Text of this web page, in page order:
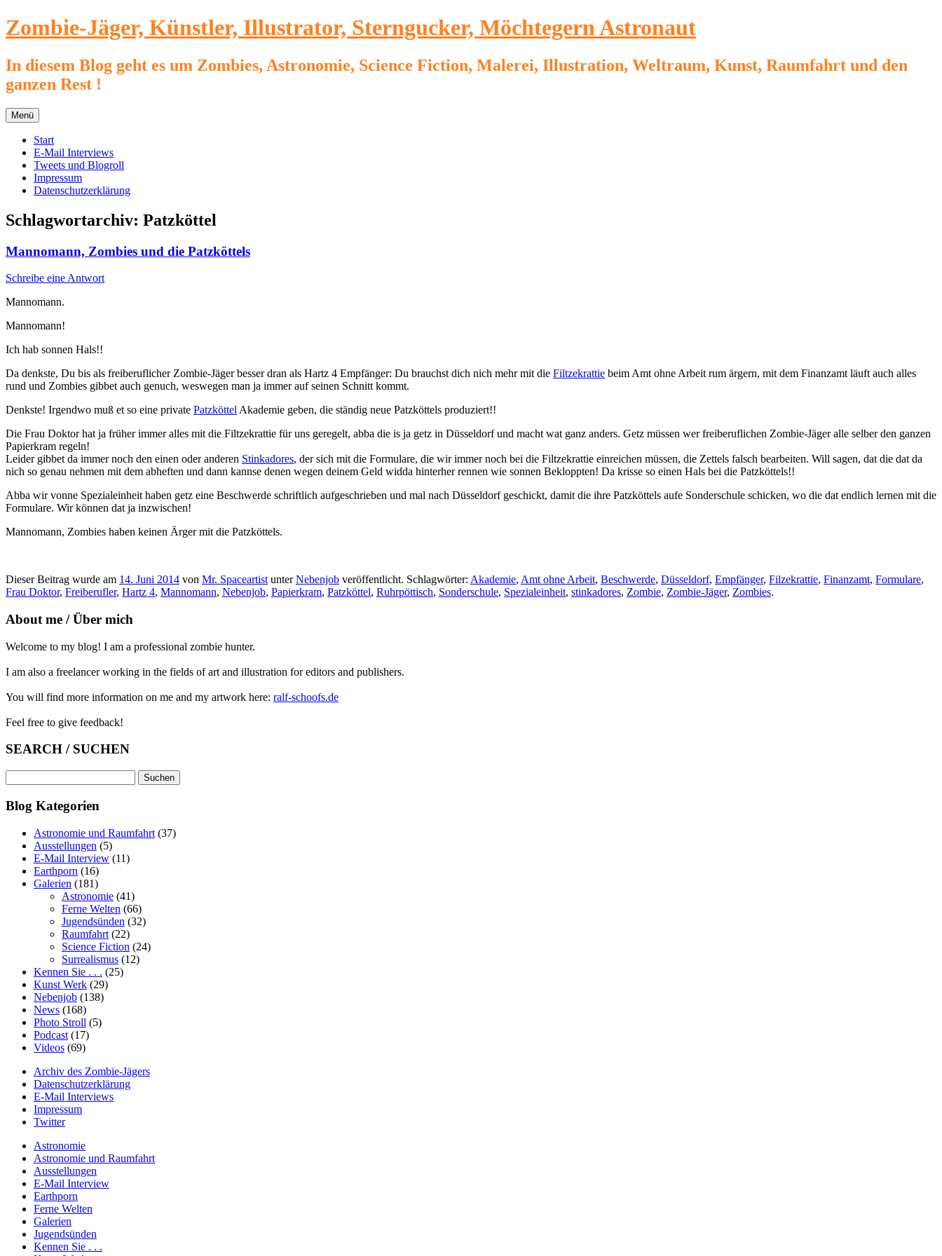
Zum
Inhalt
Zombie-Jäger, Künstler, Illustrator, Sterngucker, Möchtegern Astronaut
In diesem Blog geht es um Zombies, Astronomie, Science Fiction, Malerei, Illustration, Weltraum, Kunst, Raumfahrt und den
ganzen Rest !
Menü
Start
E-Mail Interviews
Tweets und Blogroll
Impressum
Datenschutzerklärung
Schlagwortarchiv: Patzköttel
Mannomann, Zombies und die Patzköttels
Schreibe eine Antwort
Mannomann.
Mannomann!
Ich hab sonnen Hals!!
Da denkste, Du bis als freiberuflicher Zombie-Jäger besser dran als Hartz 4 Empfänger: Du brauchst dich nich mehr mit die Filtzekrattie beim Amt ohne Arbeit rum ärgern, mit dem Finanzamt läuft auch alles
rund und Zombies gibbet auch genuch, weswegen man ja immer auf seinen Schnitt kommt.
Denkste! Irgendwo muß et so eine private Patzköttel Akademie geben, die ständig neue Patzköttels produziert!!
Die Frau Doktor hat ja früher immer alles mit die Filtzekrattie für uns geregelt, abba die is ja getz in Düsseldorf und macht wat ganz anders. Getz müssen wer freiberuflichen Zombie-Jäger alle selber den ganzen
Papierkram regeln!
Leider gibbet da immer noch den einen oder anderen Stinkadores, der sich mit die Formulare, die wir immer noch bei die Filtzekrattie einreichen müssen, die Zettels falsch bearbeiten. Will sagen, dat die dat da
nich so genau nehmen mit dem abheften und dann kannse denen wegen deinem Geld widda hinterher rennen wie sonnen Bekloppten! Da krisse so einen Hals bei die Patzköttels!!
Abba wir vonne Spezialeinheit haben getz eine Beschwerde schriftlich aufgeschrieben und mal nach Düsseldorf geschickt, damit die ihre Patzköttels aufe Sonderschule schicken, wo die dat endlich lernen mit die
Formulare. Wir können dat ja inzwischen!
Mannomann, Zombies haben keinen Ärger mit die Patzköttels.
Dieser Beitrag wurde am 14. Juni 2014 von Mr. Spaceartist unterNebenjob veröffentlicht. Schlagwörter: Akademie, Amt ohne Arbeit, Beschwerde, Düsseldorf, Empfänger, Filzekrattie, Finanzamt, Formulare,
Frau Doktor, Freiberufler, Hartz 4, Mannomann, Nebenjob, Papierkram, Patzköttel, Ruhrpöttisch, Sonderschule, Spezialeinheit, stinkadores, Zombie, Zombie-Jäger, Zombies.
About me / Über mich
Welcome to my blog! I am a professional zombie hunter.
I am also a freelancer working in the fields of art and illustration for editors and publishers.
You will find more information on me and my artwork here: ralf-schoofs.de
Feel free to give feedback!
SEARCH / SUCHEN
nach:
Blog Kategorien
Astronomie und Raumfahrt (37)
Ausstellungen (5)
E-Mail Interview (11)
Earthporn (16)
Galerien (181)
Astronomie (41)
Ferne Welten (66)
Jugendsünden (32)
Raumfahrt (22)
Science Fiction (24)
Surrealismus (12)
Kennen Sie . . . (25)
Kunst Werk (29)
Nebenjob (138)
News (168)
Photo Stroll (5)
Podcast (17)
Videos (69)
Archiv des Zombie-Jägers
Datenschutzerklärung
E-Mail Interviews
Impressum
Twitter
Astronomie
Astronomie und Raumfahrt
Ausstellungen
E-Mail Interview
Earthporn
Ferne Welten
Galerien
Jugendsünden
Kennen Sie . . .